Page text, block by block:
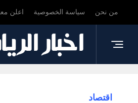
من نحن سياسة الخصوصية اعلن
اقتصاد